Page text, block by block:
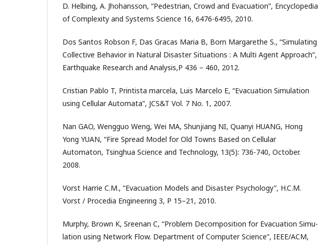
D. Helbing, A. Jhohansson, “Pedestrian, Crowd and Evacuation”, Encyclopedia
of Complexity and Systems Science 16, 6476-6495, 2010.
Dos Santos Robson F, Das Gracas Maria B, Born Margarethe S., “Simulating
Collective Behavior in Natural Disaster Situations : A Multi Agent Approach”,
Earthquake Research and Analysis,P 436 – 460, 2012.
Cristian Pablo T, Printista marcela, Luis Marcelo E, “Evacuation Simulation
using Cellular Automata”, JCS&T Vol. 7 No. 1, 2007.
Nan GAO, Wengguo Weng, Wei MA, Shunjiang NI, Quanyi HUANG, Hong
Yong YUAN, “Fire Spread Model for Old Towns Based on Cellular
Automaton, Tsinghua Science and Technology, 13(5): 736-740, October.
2008.
Vorst Harrie C.M., “Evacuation Models and Disaster Psychology”, H.C.M.
Vorst / Procedia Engineering 3, P 15–21, 2010.
Murphy, Brown K, Sreenan C, “Problem Decomposition for Evacuation Simu-
lation using Network Flow. Department of Computer Science”, IEEE/ACM,